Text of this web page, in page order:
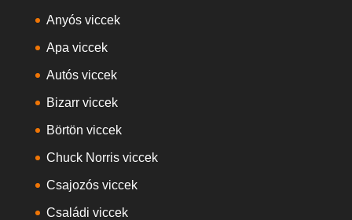
Anyós viccek
Apa viccek
Autós viccek
Bizarr viccek
Börtön viccek
Chuck Norris viccek
Csajozós viccek
Családi viccek